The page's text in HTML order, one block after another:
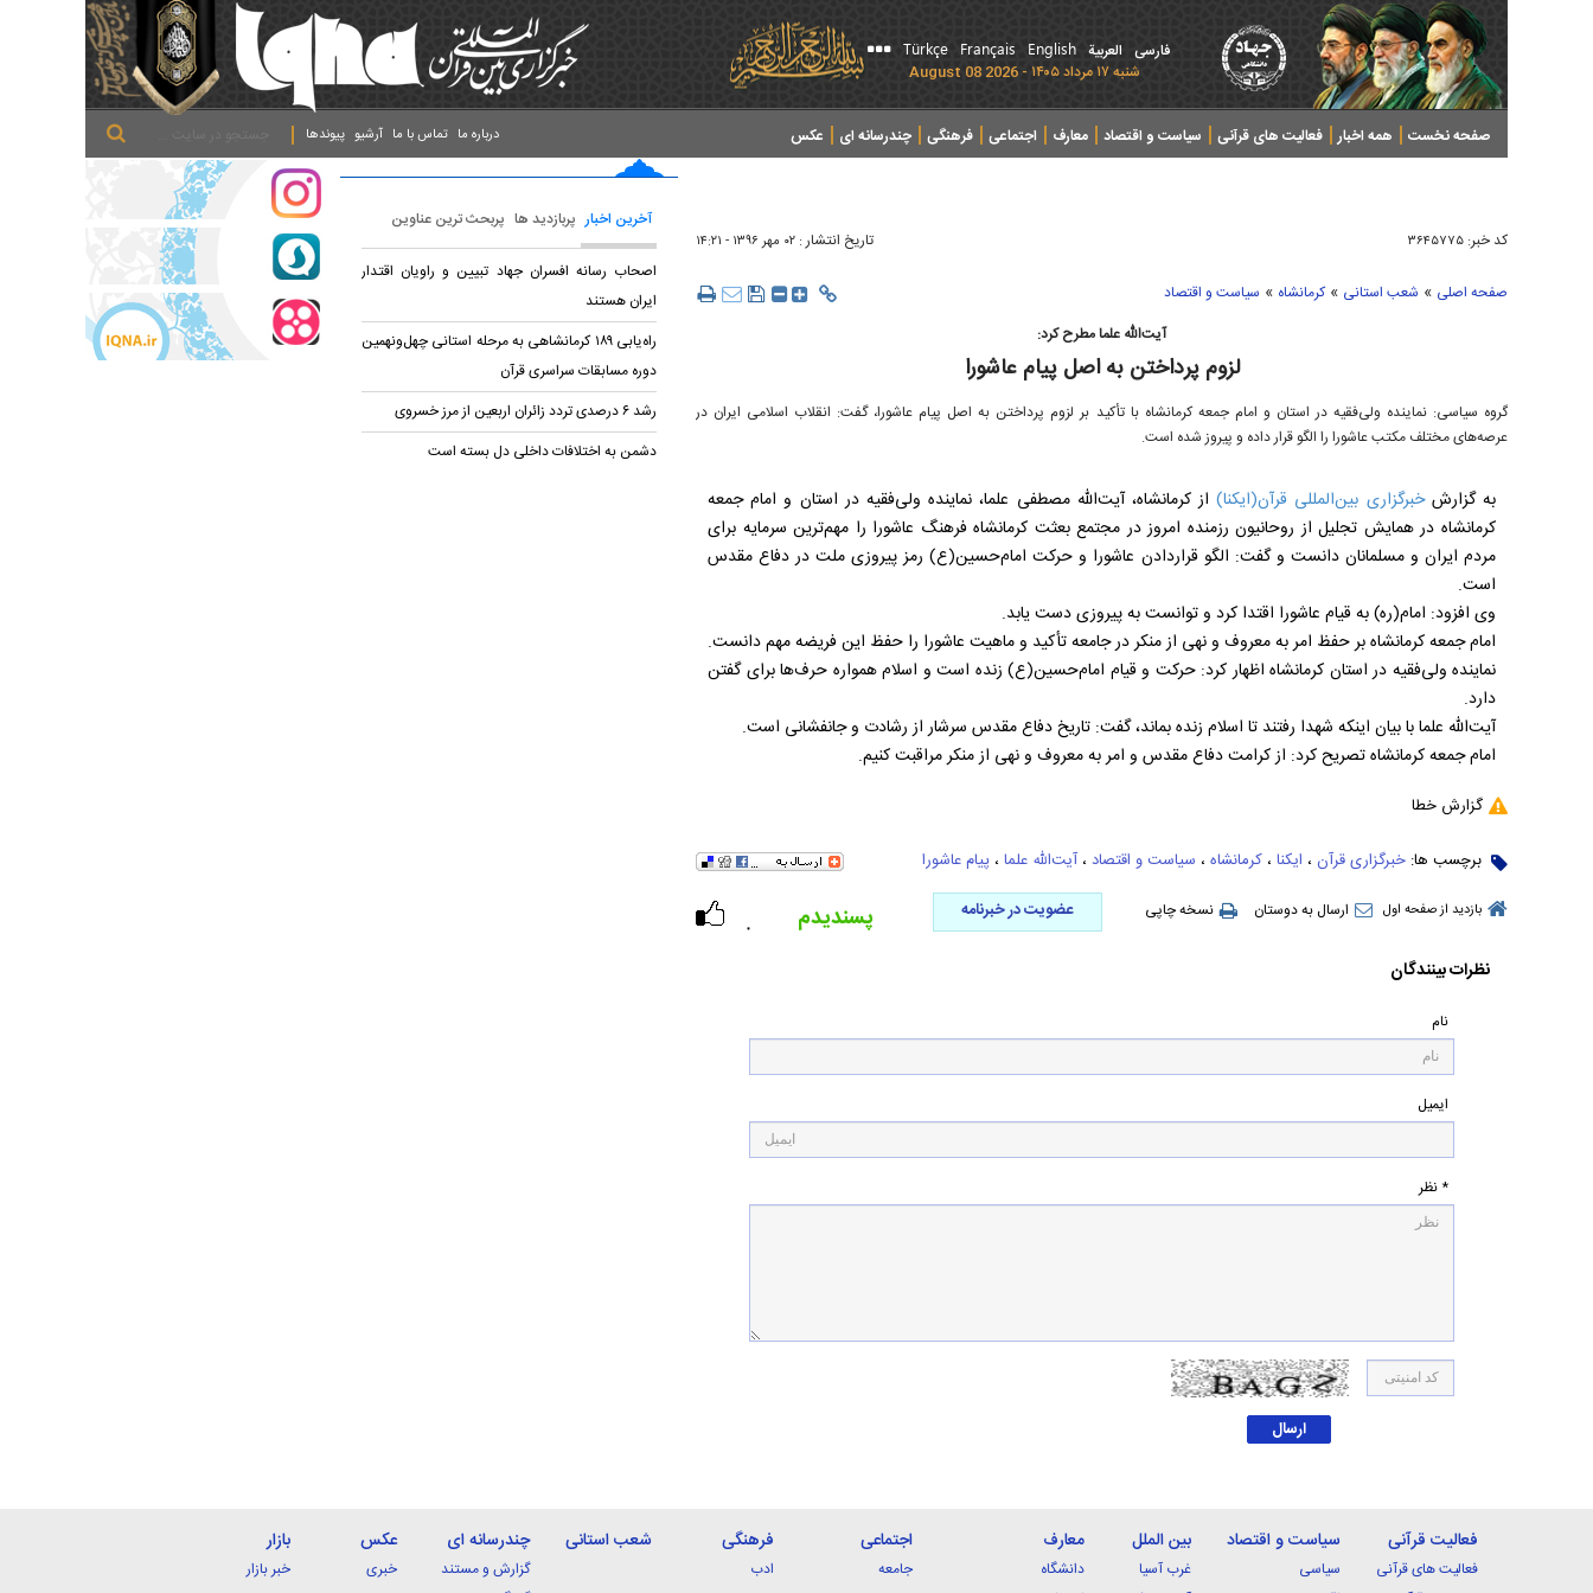
فارسی العربیة English
Français
Türkçe
شنبه ۱۷ مرداد ۱۴۰۵ - 2026 August 08
صفحه نخست همه اخبار فعالیت های قرآنی سیاست و اقتصاد معارف اجتماعی فرهنگی چندرسانه ای عکس پیوندها آرشیو تماس با ما درباره ما
کد خبر: ۳۶۴۵۷۷۵ تاریخ انتشار : ۰۲ مهر ۱۳۹۶ - ۱۴:۲۱
صفحه اصلی » شعب استانی »کرمانشاه » سیاست و اقتصاد
آیت‌الله علما مطرح کرد:
لزوم پرداختن به اصل پیام عاشورا
گروه سیاسی: نماینده ولی‌فقیه در استان و امام جمعه کرمانشاه با تأکید بر لزوم پرداختن به اصل پیام عاشورا، گفت: انقلاب اسلامی ایران در
عرصه‌های مختلف مکتب عاشورا را الگو قرار داده و پیروز شده است.
به گزارشخبرگزاری بین‌المللی قرآن(ایکنا)از کرمانشاه، آیت‌الله مصطفی علما، نماینده ولی‌فقیه در استان و امام جمعه
کرمانشاه در همایش تجلیل از روحانیون رزمنده امروز در مجتمع بعثت کرمانشاه فرهنگ عاشورا را مهم‌ترین سرمایه برای
مردم ایران و مسلمانان دانست و گفت: الگو قراردادن عاشورا و حرکت امام‌حسین(ع) رمز پیروزی ملت در دفاع مقدس
است.
وی افزود: امام(ره) به قیام عاشورا اقتدا کرد و توانست به پیروزی دست یابد.
امام جمعه کرمانشاه بر حفظ امر به معروف و نهی از منکر در جامعه تأکید و ماهیت عاشورا را حفظ این فریضه مهم دانست.
نماینده ولی‌فقیه در استان کرمانشاه اظهار کرد: حرکت و قیام امام‌حسین(ع) زنده است و اسلام همواره حرف‌ها برای گفتن
دارد.
آیت‌الله علما با بیان اینکه شهدا رفتند تا اسلام زنده بماند، گفت: تاریخ دفاع مقدس سرشار از رشادت و جانفشانی است.
امام جمعه کرمانشاه تصریح کرد: از کرامت دفاع مقدس و امر به معروف و نهی از منکر مراقبت کنیم.
گزارش خطا
برچسب ها: خبرگزاری قرآن ، ایکنا ، کرمانشاه ، سیاست و اقتصاد ، آیت‌الله علما ، پیام عاشورا
بازدید از صفحه اول ارسال به دوستان نسخه چاپی عضویت در خبرنامه
۰ پسندیدم
نظرات بینندگان
نام
ایمیل
* نظر
آخرین اخبار پربازدید ها پربحث ترین عناوین
اصحاب رسانه افسران جهاد تبیین و راویان اقتدار
ایران هستند
راه‌یابی ۱۸۹ کرمانشاهی به مرحله استانی چهل‌ونهمین
دوره مسابقات سراسری قرآن
رشد ۶ درصدی تردد زائران اربعین از مرز خسروی
دشمن به اختلافات داخلی دل بسته است
فعالیت قرآنی
فعالیت های قرآنی
سیاست و اقتصاد
سیاسی
بین الملل
غرب آسیا
معارف
دانشگاه
اجتماعی
جامعه
فرهنگی
ادب
شعب استانی چندرسانه ای
گزارش و مستند
عکس
خبری
بازار
خبر بازار